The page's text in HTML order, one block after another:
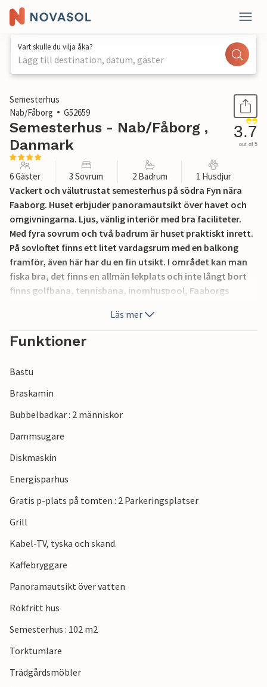
Vart skulle du vilja åka?
Lägg till destination, datum, gäster
1 / 22
Semesterhus
Nab/Fåborg
G52659
Semesterhus - Nab/Fåborg ,
Danmark
3.7
out of 5
6 Gäster 3 Sovrum 2 Badrum 1 Husdjur
Vackert och välutrustat semesterhus på södra Fyn nära
Faaborg. Huset erbjuder panoramautsikt över havet och
omgivningarna. Ljus, vänlig interiör med bra faciliteter.
Med fyra sovrum och två badrum är huset praktiskt inrett.
På sovloftet finns ett litet vardagsrum med en balkong
framför, även här har du en fin utsikt. I området kan man
fiska bra, det finns en allmän lekplats och inte långt bort
finns golfbana, tennisbana, inomhuspool, Faaborgs
Faaborg bjuder på många sevärdheter, till exempel Miniby,
Faaborgs museum eller en tur med nattväktaren.
Hans Christian Andersen-museet i Odense är också väl värt
du Köpenhamn på mindre än två timmar med bil, och
Legoland med sina nöjen ligger en timmes bilresa bort.
Läs mer
Funktioner
Bastu
Braskamin
Bubbelbadkar : 2 människor
Dammsugare
Diskmaskin
Energisparhus
Gratis p-plats på tomten : 2 Parkeringsplatser
Grill
Kabel-TV, tyska och skand.
Kaffebryggare
Panoramautsikt över vatten
Rökfritt hus
Semesterhus : 102 m2
Torktumlare
Trädgårdsmöbler